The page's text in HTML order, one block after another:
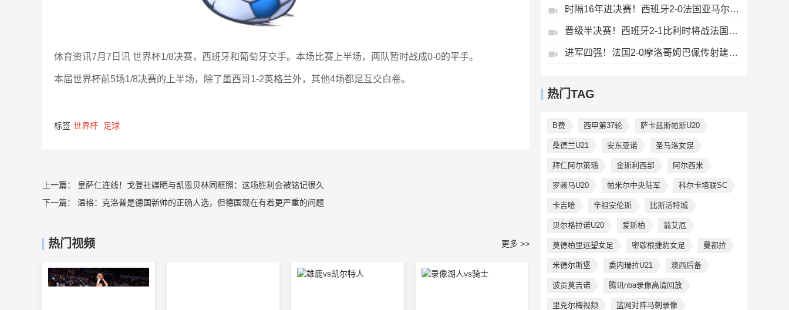
体育资讯7月7日讯 世界杯1/8决赛，西班牙和葡萄牙交手。本场比赛上半场，两队暂时战成0-0的平手。
本届世界杯前5场1/8决赛的上半场，除了墨西哥1-2英格兰外，其他4场都是互交白卷。
标签 世界杯 足球
上一篇： 皇萨仁连线！戈登社媒晒与凯恩贝林同框照：这场胜利会被铭记很久
下一篇： 温格：克洛普是德国新帅的正确人选，但德国现在有着更严重的问题
热门视频 更多 >>
时隔16年进决赛！西班牙2-0法国亚马尔造点奥亚萨瓦尔、波罗破门
晋级半决赛！西班牙2-1比利时将战法国梅里诺替补绝杀拉门斯送礼
进军四强！法国2-0摩洛哥姆巴佩传射建功+失点登贝莱贴地斩
热门TAG
B费 西甲第37轮 萨卡兹斯帕斯U20
桑德兰U21 安东亚诺 圣马洛女足
拜仁阿尔策瑙 金斯利西部 阿尔西米
罗赖马U20 帕米尔中央陆军 科尔卡塔联SC
卡吉哈 辛祖安伦斯 比斯活特城
贝尔格拉诺U20 爱斯柏 翁艾厄
莫德柏里远望女足 密歇根捷豹女足 曼都拉
米德尔斯堡 委内瑞拉U21 澳西后备
波贡莫吉诺 腾讯nba录像高清回放
里克尔梅视频 篮网对阵马刺录像